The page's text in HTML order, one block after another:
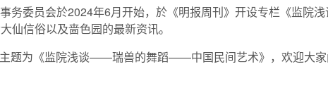
务委员会於2024年6月开始，於《明报周刊》开设专栏《监院
仙信俗以及啬色园的最新资讯。
题为《监院浅谈——瑞兽的舞蹈——中国民间艺术》，欢迎大家